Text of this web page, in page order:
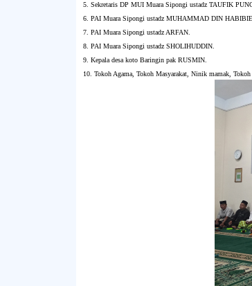
5. Sekretaris DP MUI Muara Sipongi ustadz TAUFIK
6. PAI Muara Sipongi ustadz MUHAMMAD DIN
7. PAI Muara Sipongi ustadz ARFAN.
8. PAI Muara Sipongi ustadz SHOLIHUDDIN.
9. Kepala desa koto Baringin pak RUSMIN.
10. Tokoh Agama, Tokoh Masyarakat, Ninik mamak,